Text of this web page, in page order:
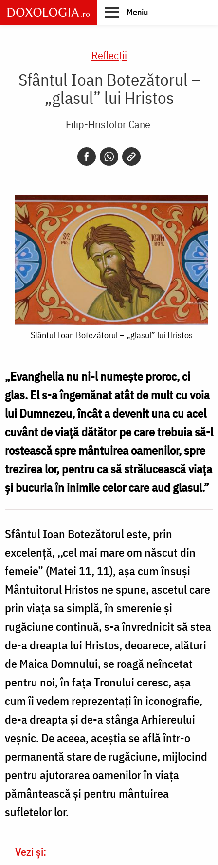
Skip
to
main
Meniu
Reflecții
Sfântul Ioan Botezătorul –
„glasul” lui Hristos
Filip-Hristofor Cane
Sfântul
–
„glasul”
lui
Hristos
Sfântul Ioan Botezătorul – „glasul” lui Hristos
„Evanghelia nu ni-l numeşte proroc, ci
glas. El s-a îngemănat atât de mult cu voia
lui Dumnezeu, încât a devenit una cu acel
cuvânt de viaţă dătător pe care trebuia să-l
rostească spre mântuirea oamenilor, spre
trezirea lor, pentru ca să strălucească viaţa
şi bucuria în inimile celor care aud glasul.”
Sfântul Ioan Botezătorul este, prin
excelență, ,,cel mai mare om născut din
femeie” (Matei 11, 11), așa cum însuși
Mântuitorul Hristos ne spune, ascetul care
prin viața sa simplă, în smerenie și
rugăciune continuă, s-a învrednicit să stea
de-a dreapta lui Hristos, deoarece, alături
de Maica Domnului, se roagă neîncetat
pentru noi, în fața Tronului ceresc, așa
cum îi vedem reprezentați în iconografie,
de-a dreapta și de-a stânga Arhiereului
veșnic. De aceea, aceștia se află într-o
permanentă stare de rugăciune, mijlocind
pentru ajutorarea oamenilor în viața
pământească și pentru mântuirea
sufletelor lor.
Vezi și: